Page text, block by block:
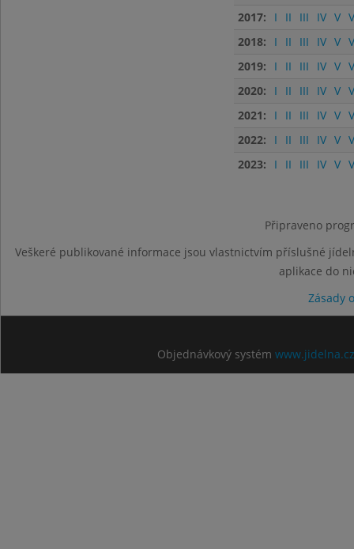
2017: I II III IV V
2018:
I II III IV V
2019:
I II III IV V
2020:
I II III IV V
2021:
I II III IV V
2022:
I II III IV V
2023:
I II III IV V
Připraveno
Veškeré publikované informace jsou vlastnictvím příslušné
aplikace do
Zásady
Objednávkový systém www.jidelna.cz